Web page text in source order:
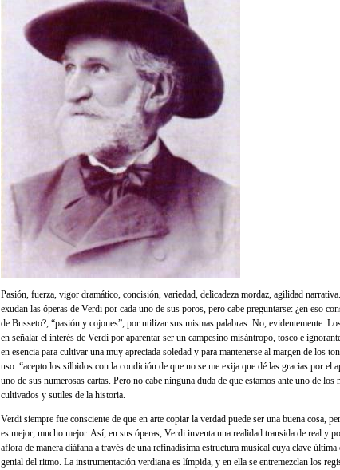
Pasión, fuerza, vigor dramático, concisión, variedad, delicadeza mordaz, agilidad
exudan las óperas de Verdi por cada uno de sus poros, pero cabe preguntarse: ¿en eso
de Busseto?, “pasión y cojones”, por utilizar sus mismas palabras. No, evidentemente.
en señalar el interés de Verdi por aparentar ser un campesino misántropo, tosco e
en esencia para cultivar una muy apreciada soledad y para mantenerse al margen de los
uso: “acepto los silbidos con la condición de que no se me exija que dé las gracias por el
uno de sus numerosas cartas. Pero no cabe ninguna duda de que estamos ante uno de los
cultivados y sutiles de la historia.
Verdi siempre fue consciente de que en arte copiar la verdad puede ser una buena cosa,
es mejor, mucho mejor. Así, en sus óperas, Verdi inventa una realidad transida de real y
aflora de manera diáfana a través de una refinadísima estructura musical cuya clave última
genial del ritmo. La instrumentación verdiana es límpida, y en ella se entremezclan los